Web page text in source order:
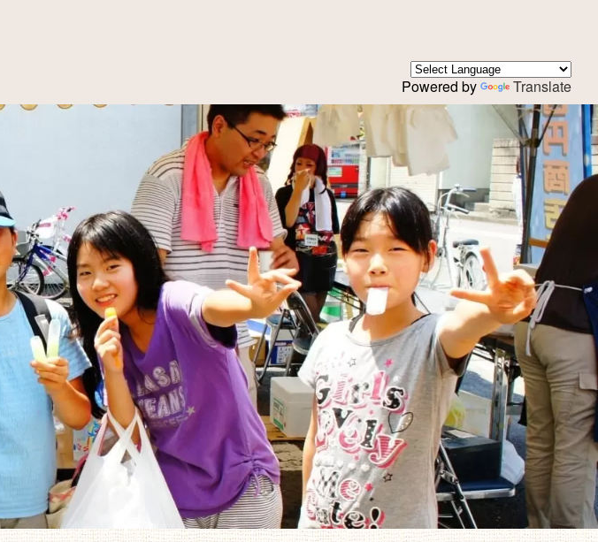
Powered by
Translate